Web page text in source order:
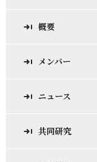
概要
メンバー
ニュース
共同研究